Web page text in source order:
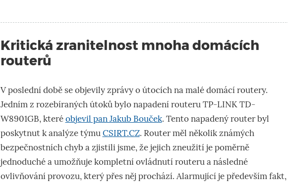
Kritická zranitelnost mnoha domácích
routerů
V poslední době se objevily zprávy o útocích na malé domácí routery.
Jedním z rozebíraných útoků bylo napadení routeru TP-LINK TD-
W8901GB, kteréobjevil pan Jakub Bouček. Tento napadený router byl
poskytnut k analýze týmuCSIRT.CZ. Router měl několik známých
bezpečnostních chyb a zjistili jsme, že jejich zneužití je poměrně
jednoduché a umožňuje kompletní ovládnutí routeru a následné
ovlivňování provozu, který přes něj prochází. Alarmující je především fakt,